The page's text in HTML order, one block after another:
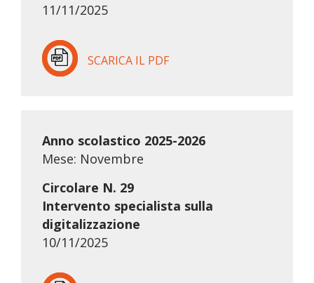
11/11/2025
SCARICA IL PDF
Anno scolastico 2025-2026
Mese: Novembre
Circolare N. 29
Intervento specialista sulla
digitalizzazione
10/11/2025